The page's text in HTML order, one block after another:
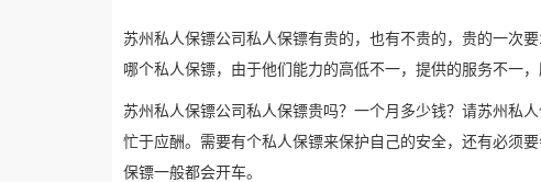
苏州私人保镖公司私人保镖有贵的，也有不贵的，贵的一次
哪个私人保镖，由于他们能力的高低不一，提供的服务不一，
苏州私人保镖公司私人保镖贵吗？一个月多少钱？请苏州私
忙于应酬。需要有个私人保镖来保护自己的安全，还有必须
保镖一般都会开车。